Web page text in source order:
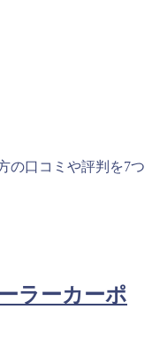
の口コミや評判を7つ
ラーカーポ